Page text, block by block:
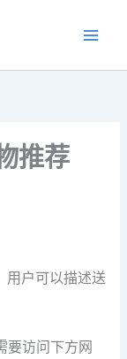
推荐
户可以描述送
要访问下方网